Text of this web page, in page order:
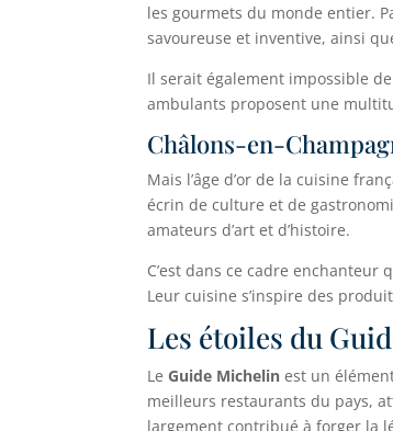
les gourmets du monde entier.
savoureuse et inventive, ainsi
Il serait également impossible
ambulants proposent une
Châlons-en-
Mais l’âge d’or de la cuisine
écrin de culture et de
amateurs d’art et d’histoire.
C’est dans ce cadre enchanteur
Leur cuisine s’inspire des
Les étoiles du
Le Guide Michelin est un
meilleurs restaurants du pays,
largement contribué à forger la